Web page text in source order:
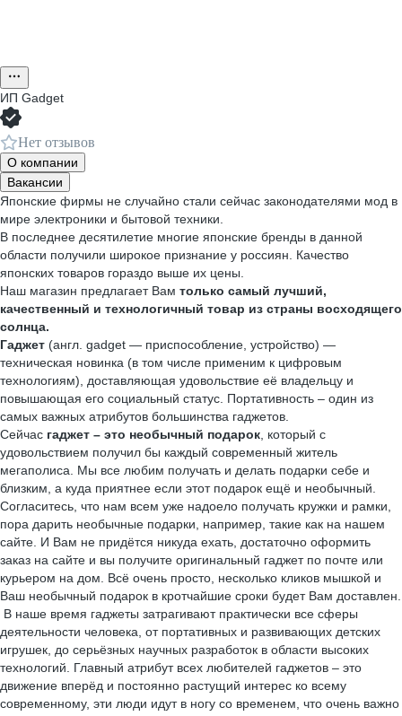
ИП Gadget
Нет отзывов
О компании
Вакансии
Японские фирмы не случайно стали сейчас законодателями мод в
мире электроники и бытовой техники.
В последнее десятилетие многие японские бренды в данной
области получили широкое признание у россиян. Качество
японских товаров гораздо выше их цены.
Наш магазин предлагает Вам только самый лучший,
качественный и технологичный товар из страны восходящего
солнца.
Гаджет (англ. gadget — приспособление, устройство) —
техническая новинка (в том числе применим к цифровым
технологиям), доставляющая удовольствие её владельцу и
повышающая его социальный статус. Портативность – один из
самых важных атрибутов большинства гаджетов.
Сейчас гаджет – это необычный подарок , который с
удовольствием получил бы каждый современный житель
мегаполиса. Мы все любим получать и делать подарки себе и
близким, а куда приятнее если этот подарок ещё и необычный.
Согласитесь, что нам всем уже надоело получать кружки и рамки,
пора дарить необычные подарки, например, такие как на нашем
сайте. И Вам не придётся никуда ехать, достаточно оформить
заказ на сайте и вы получите оригинальный гаджет по почте или
курьером на дом. Всё очень просто, несколько кликов мышкой и
Ваш необычный подарок в кротчайшие сроки будет Вам доставлен.
В наше время гаджеты затрагивают практически все сферы
деятельности человека, от портативных и развивающих детских
игрушек, до серьёзных научных разработок в области высоких
технологий. Главный атрибут всех любителей гаджетов – это
движение вперёд и постоянно растущий интерес ко всему
современному, эти люди идут в ногу со временем, что очень важно